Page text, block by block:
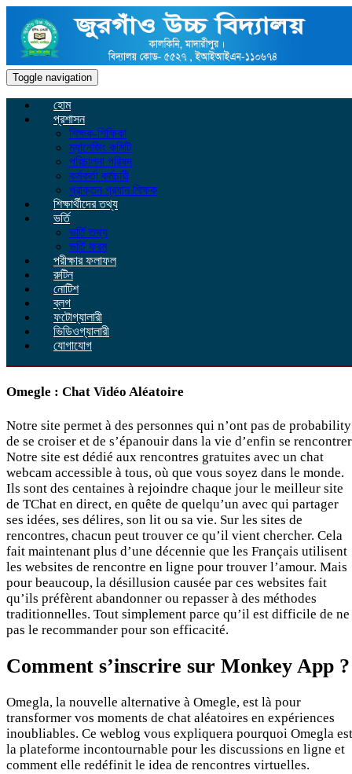
Toggle navigation
হোম
প্রশাসন
শিক্ষক-শিক্ষিকা
ম্যানেজিং কমিটি
পরিচালনা পরিষদ
কর্মকর্তা কর্মচারী
প্রাক্তন প্রধান শিক্ষক
শিক্ষার্থীদের তথ্য
ভর্তি
ভর্তি তথ্য
ভর্তি ফরম
পরীক্ষার ফলাফল
রুটিন
নোটিশ
ব্লগ
ফটোগ্যালারী
ভিডিওগ্যালারী
যোগাযোগ
Omegle : Chat Vidéo Aléatoire
Notre site permet à des personnes qui n’ont pas de probability
de se croiser et de s’épanouir dans la vie d’enfin se
Notre site est dédié aux rencontres gratuites avec un chat
webcam accessible à tous, où que vous soyez dans le monde.
Ils sont des centaines à rejoindre chaque jour le meilleur site
de TChat en direct, en quête de quelqu’un avec qui partager
ses idées, ses délires, son lit ou sa vie. Sur les sites de
rencontres, chacun peut trouver ce qu’il vient chercher. Cela
fait maintenant plus d’une décennie que les Français utilisent
les websites de rencontre en ligne pour trouver l’amour. Mais
pour beaucoup, la désillusion causée par ces websites fait
qu’ils préfèrent abandonner ou repasser à des méthodes
traditionnelles. Tout simplement parce qu’il est difficile de ne
pas le recommander pour son efficacité.
Comment s’inscrire sur Monkey App ?
Omegla, la nouvelle alternative à Omegle, est là pour
transformer vos moments de chat aléatoires en expériences
inoubliables. Ce weblog vous expliquera pourquoi Omegla est
la plateforme incontournable pour les discussions en ligne et
comment elle redéfinit le idea de rencontres virtuelles.